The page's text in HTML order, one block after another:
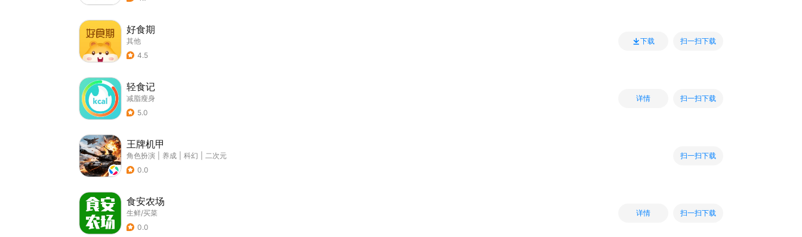
好食期
其他
4.5
下载 扫一扫下载
轻食记
减脂瘦身
5.0
详情 扫一扫下载
王牌机甲
角色扮演 养成 科幻
二次元
0.0
扫一扫下载
食安农场
生鲜/买菜
0.0
详情 扫一扫下载